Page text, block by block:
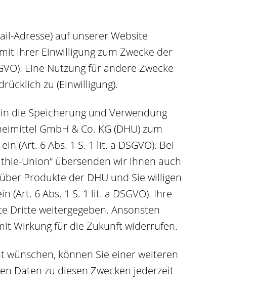
Adresse) auf unserer Website
Ihrer Einwilligung zum Zwecke der
Eine Nutzung für andere Zwecke
zu (Einwilligung).
die Speicherung und Verwendung
GmbH & Co. KG (DHU) zum
(Art. 6 Abs. 1 S. 1 lit. a DSGVO). Bei
Union“ übersenden wir Ihnen auch
Produkte der DHU und Sie willigen
6 Abs. 1 S. 1 lit. a DSGVO). Ihre
Dritte weitergegeben. Ansonsten
Wirkung für die Zukunft widerrufen.
wünschen, können Sie einer weiteren
Daten zu diesen Zwecken jederzeit